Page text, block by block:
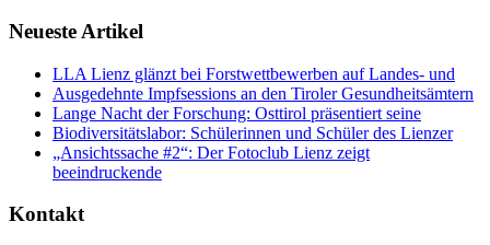
Neueste Artikel
LLA Lienz glänzt bei Forstwettbewerben auf Landes- und
Ausgedehnte Impfsessions an den Tiroler Gesundheitsämtern
Lange Nacht der Forschung: Osttirol präsentiert seine
Biodiversitätslabor: Schülerinnen und Schüler des Lienzer
„Ansichtssache #2“: Der Fotoclub Lienz zeigt
beeindruckende
Kontakt